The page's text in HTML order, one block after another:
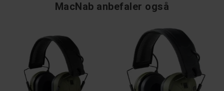
MacNab anbefaler også